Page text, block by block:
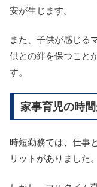
安が生じます。
また、子供が感じる
供との絆を保つこと
す。
家事育児の時
時短勤務では、仕事
リットがありました。